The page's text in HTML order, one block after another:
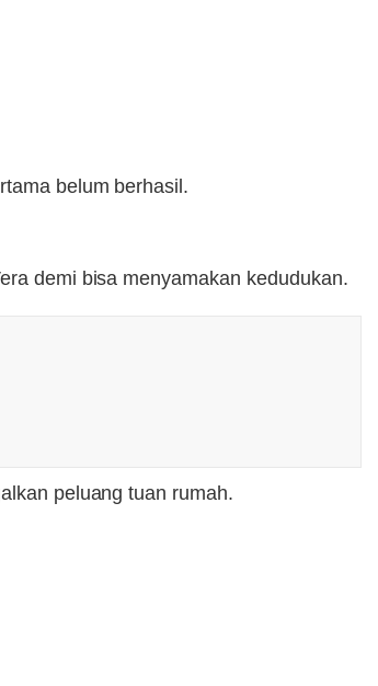
belum berhasil.
demi bisa menyamakan kedudukan.
peluang tuan rumah.